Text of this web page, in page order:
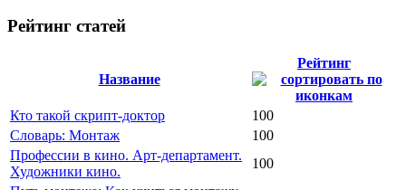
Рейтинг статей
Название
Рейтинг
Кто такой скрипт-доктор
100
Словарь: Монтаж
100
Профессии в кино. Арт-департамент.
Художники кино.
100